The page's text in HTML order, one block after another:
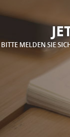
BITTE MELDEN SIE